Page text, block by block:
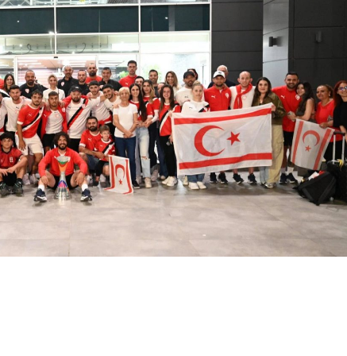
her destek ve uzatılacak her yardım eli,
atılmış bir imza olacaktır. Tüm duyarlı
toplum örgütlerimizi ve gönüllülerimizi ATATÜRK
olmaya davet ediyoruz” dedi.
Mesleki Eğitim Merkezi’nde terzilik, ayakkabıcılık,
oto elektrik, oto kaporta, kuaförlük ve berberlik
planlanıyor. Merkezin, KKTC’nin mesleki eğitim
gençlerin istihdam olanaklarını artırması